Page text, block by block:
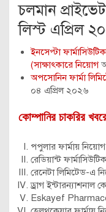
চলমান
লিস্ট এপ্রিল
ইনসেপ্টা
(সাক্ষাৎকারে নিয়োগ
অপসোনিন ফার্মা
০৪ এপ্রিল ২০২৬
কোম্পানির চাকরির
পপুলার ফার্মায় নিয়োগ
রেডিয়ান্ট
রেনেটা লিমিটেড-এ
ড্রাগ ইন্টারন্যাশনাল
Eskayef